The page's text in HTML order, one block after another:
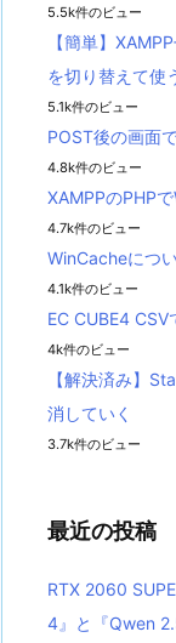
5.5k件のビュー
【簡単】
を切り替えて使
5.1k件のビュー
POST後の画面
4.8k件のビュー
XAMPPのPHP
4.7k件のビュー
WinCacheにつ
4.1k件のビュー
EC CUBE4
4k件のビュー
【解決済み】
消していく
3.7k件のビュー
最近の投稿
RTX 2060
4』と『Qwen